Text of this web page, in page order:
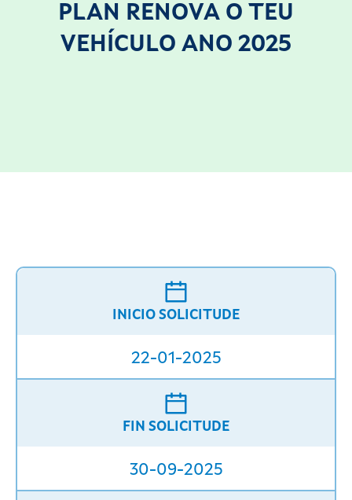
PLAN RENOVA O TEU
VEHÍCULO ANO 2025
INICIO SOLICITUDE
22-01-2025
FIN SOLICITUDE
30-09-2025